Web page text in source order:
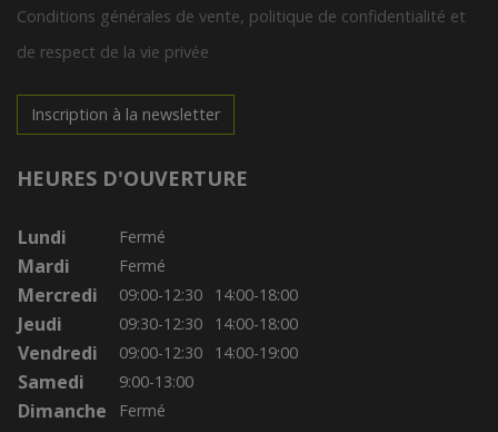
Conditions générales de vente, politique de confidentialité et
de respect de la vie privée
Inscription à la newsletter
HEURES D'OUVERTURE
Lundi Fermé
Mardi Fermé
Mercredi 09:00-12:30 14:00-18:00
Jeudi 09:30-12:30 14:00-18:00
Vendredi 09:00-12:30 14:00-19:00
Samedi 9:00-13:00
Dimanche Fermé